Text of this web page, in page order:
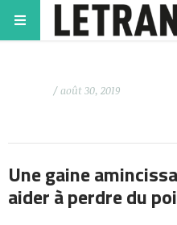
/ août 30, 2019
Une gaine
aider à perdre du